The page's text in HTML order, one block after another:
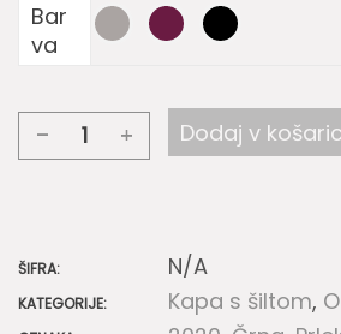
Bar
va
Kapa
PRLEKIJA
SLOVENIJA
količina
Dodaj v
ŠIFRA: N/A
KATEGORIJE: Kapa s šiltom,